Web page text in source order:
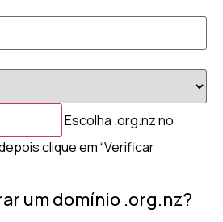
Escolha .org.nz no
clique em “Verificar
um domínio .org.nz?